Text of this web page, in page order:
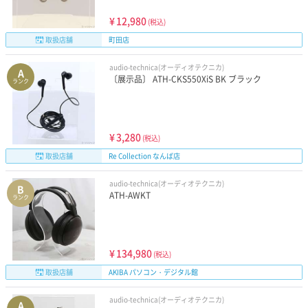
¥12,980 (税込)
取扱店舗
町田店
A
ランク
audio-technica(オーディオテクニカ)
〔展示品〕 ATH-CKS550XiS BK ブラック
¥3,280 (税込)
取扱店舗
Re Collection なんば店
B
ランク
audio-technica(オーディオテクニカ)
ATH-AWKT
¥134,980 (税込)
取扱店舗
AKIBA パソコン・デジタル館
audio-technica(オーディオテクニカ)